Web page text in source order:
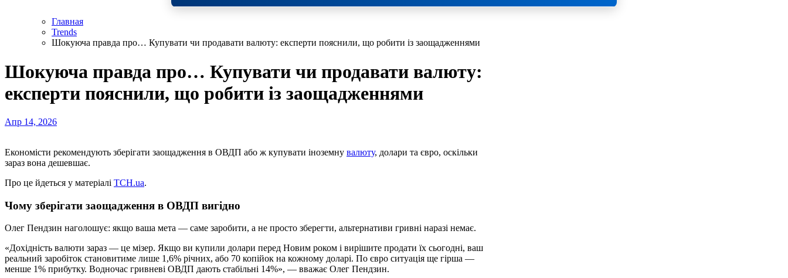
Главная
Trends
Шокуюча правда про… Купувати чи продавати валюту: експерти пояснили, що робити із заощадженнями
Шокуюча правда про… Купувати чи продавати валюту:
експерти пояснили, що робити із заощадженнями
Апр 14, 2026
Економісти рекомендують зберігати заощадження в ОВДП або ж купувати іноземну валюту, долари та євро, оскільки
зараз вона дешевшає.
Про це йдеться у матеріалі ТСН.ua.
Чому зберігати заощадження в ОВДП вигідно
Олег Пендзин наголошує: якщо ваша мета — саме заробити, а не просто зберегти, альтернативи гривні наразі немає.
«Дохідність валюти зараз — це мізер. Якщо ви купили долари перед Новим роком і вирішите продати їх сьогодні, ваш
реальний заробіток становитиме лише 1,6% річних, або 70 копійок на кожному доларі. По євро ситуація ще гірша —
менше 1% прибутку. Водночас гривневі ОВДП дають стабільні 14%», — вважає Олег Пендзин.